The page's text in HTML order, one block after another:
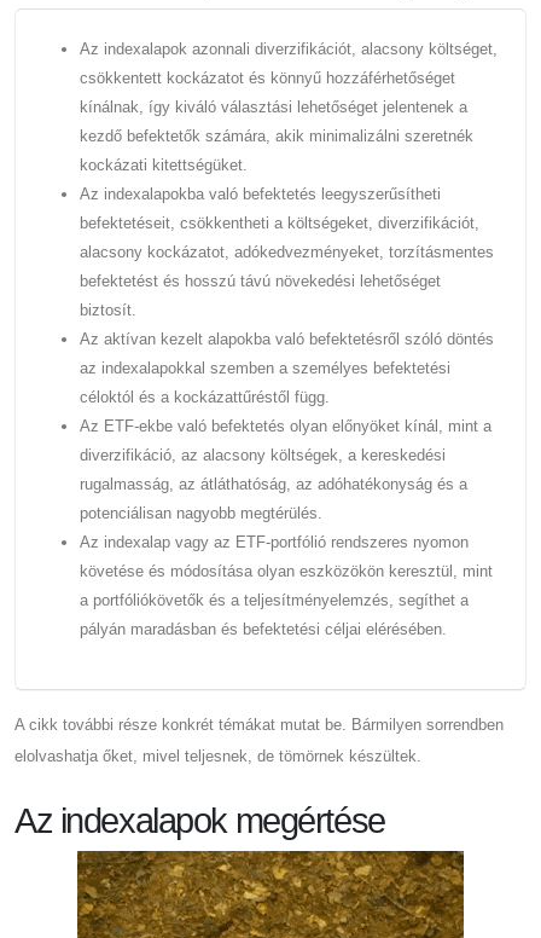
Az indexalapok azonnali diverzifikációt, alacsony költséget,
csökkentett kockázatot és könnyű hozzáférhetőséget
kínálnak, így kiváló választási lehetőséget jelentenek a
kezdő befektetők számára, akik minimalizálni szeretnék
kockázati kitettségüket.
Az indexalapokba való befektetés leegyszerűsítheti
befektetéseit, csökkentheti a költségeket, diverzifikációt,
alacsony kockázatot, adókedvezményeket, torzításmentes
befektetést és hosszú távú növekedési lehetőséget
biztosít.
Az aktívan kezelt alapokba való befektetésről szóló döntés
az indexalapokkal szemben a személyes befektetési
céloktól és a kockázattűréstől függ.
Az ETF-ekbe való befektetés olyan előnyöket kínál, mint a
diverzifikáció, az alacsony költségek, a kereskedési
rugalmasság, az átláthatóság, az adóhatékonyság és a
potenciálisan nagyobb megtérülés.
Az indexalap vagy az ETF-portfólió rendszeres nyomon
követése és módosítása olyan eszközökön keresztül, mint
a portfóliókövetők és a teljesítményelemzés, segíthet a
pályán maradásban és befektetési céljai elérésében.
A cikk további része konkrét témákat mutat be. Bármilyen sorrendben
elolvashatja őket, mivel teljesnek, de tömörnek készültek.
Az indexalapok megértése